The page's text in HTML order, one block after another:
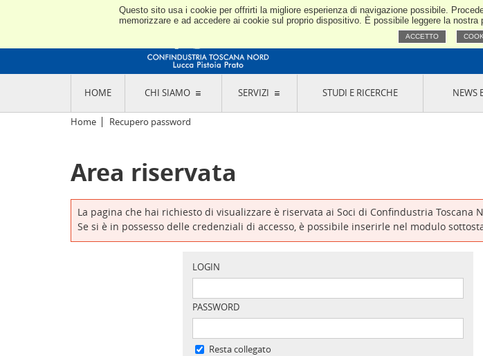
Questo sito usa i cookie per offrirti la migliore esperienza di navigazione possibile.
memorizzare e ad accedere ai cookie sul proprio dispositivo. È possibile leggere la nostra
ACCETTO
Confindustria
HOME CHI SIAMO
L'ASSOCIAZIONE
CODICE ETICO E DEI VALORI ASSOCIATIVI
TRASPARENZA CONTRIBUTI PUBBLICI
L'INDUSTRIA E IL TERRITORIO DI LUCCA,
PISTOIA E PRATO
SEDI E CONTATTI
ABOUT US
DESIGNAZIONE
ORGANI DI CONTROLLO
COMITATO PICCOLA
INDUSTRIA
GRUPPI
SERVIZI STUDI E RICERCHE NEWS
Home Recupero password
Area riservata
La pagina che hai richiesto di visualizzare è riservata ai Soci di Confindustria Toscana
Se si è in possesso delle credenziali di accesso, è possibile inserirle nel modulo
LOGIN
PASSWORD
Resta collegato